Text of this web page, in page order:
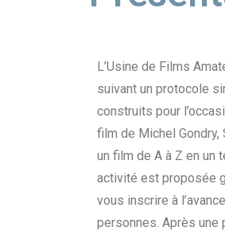
L’Usine de Films
suivant un protocole
construits pour
film de Michel
un film de A à Z en un
activité est proposée
vous inscrire à
personnes. Après